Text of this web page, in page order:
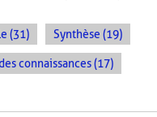
(31) Synthèse (19)
connaissances (17)